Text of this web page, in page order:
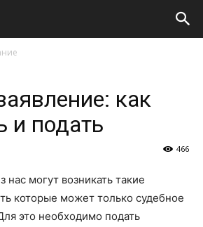
как
и подать
466
нас могут возникать такие
которые может только судебное
это необходимо подать